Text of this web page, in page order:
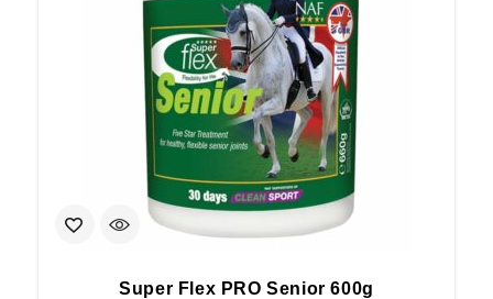
Super Flex PRO Senior 600g